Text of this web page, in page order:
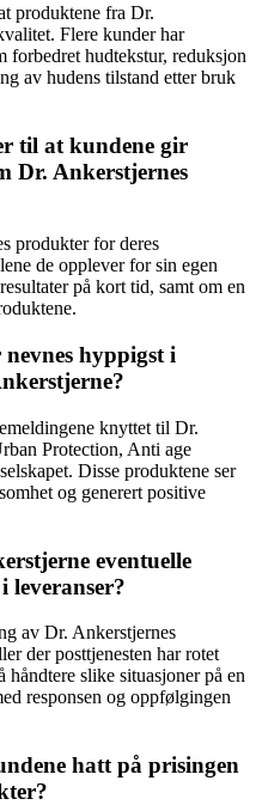
produktene fra Dr.
Flere kunder har
forbedret hudtekstur, reduksjon
av hudens tilstand etter bruk
til at kundene gir
Dr. Ankerstjernes
produkter for deres
de opplever for sin egen
på kort tid, samt om en
hyppigst i
knyttet til Dr.
Protection, Anti age
Disse produktene ser
og generert positive
eventuelle
leveranser?
av Dr. Ankerstjernes
der posttjenesten har rotet
håndtere slike situasjoner på en
responsen og oppfølgingen
hatt på prisingen